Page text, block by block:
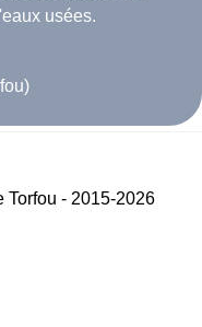
usées.
Torfou - 2015-2026